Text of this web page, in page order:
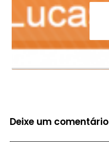
Deixe um comentário